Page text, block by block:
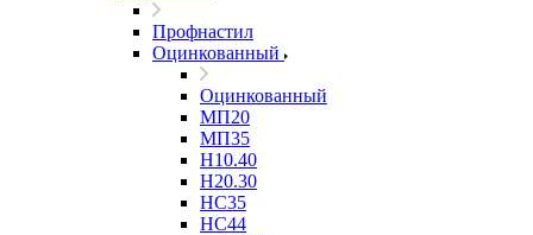
Профнастил
Оцинкованный
Оцинкованный
МП20
МП35
Н10.40
Н20.30
НС35
НС44